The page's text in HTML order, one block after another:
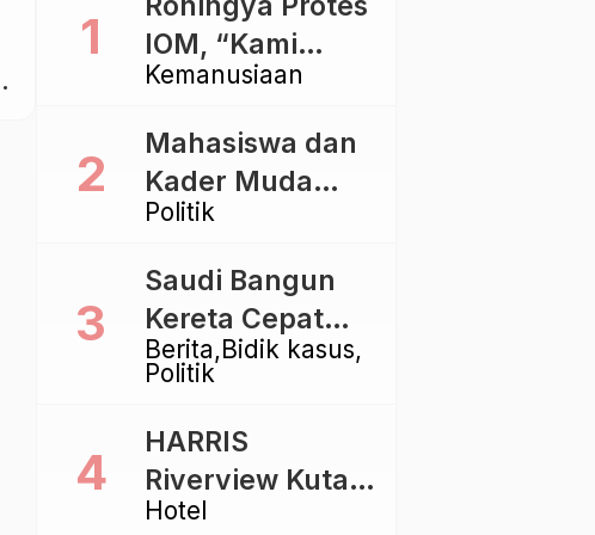
Kemanusiaan
IOM, “Kami
dibiarkan Mati
Politik
Mahasiswa dan
Kader Muda
Ramaikan Forum
Golkar di
Singaraja
Berita Bidik kasus
Politik
Saudi Bangun
Kereta Cepat
Rp112 Triliun,
Proyek Rp116
Triliun yang
Baru Sampai
Hotel
HARRIS
Riverview Kuta
Bali Tawarkan